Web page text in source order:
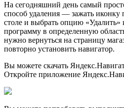
На сегодняшний день самый
способ удаления — зажать
столе и выбрать опцию «Удалить»
программу в определенную
нужно вернуться на страницу
повторно установить навигатор.
Вы можете скачать
Откройте приложение